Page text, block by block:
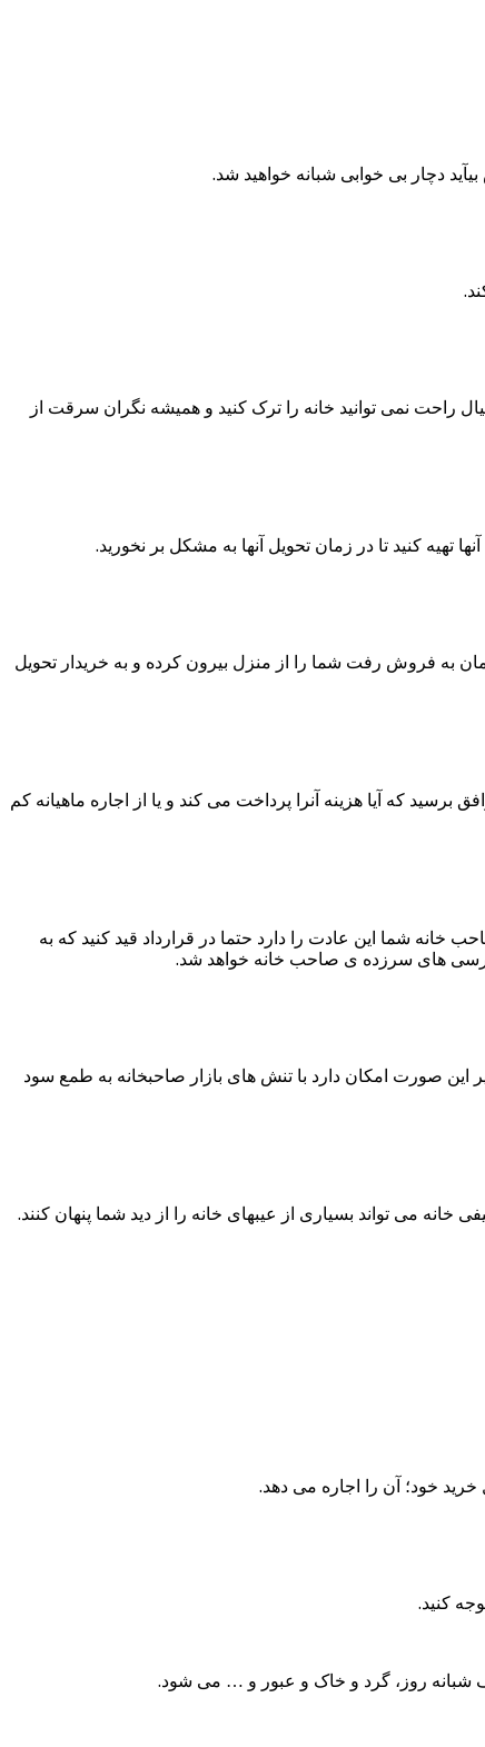
دچار بی خوابی شبانه خواهید شد.
راحت نمی توانید خانه را ترک کنید و همیشه نگران سرقت از
تهیه کنید تا در زمان تحویل آنها به مشکل بر نخورید.
به فروش رفت شما را از منزل بیرون کرده و به خریدار تحویل
که آیا هزینه آنرا پرداخت می کند و یا از اجاره ماهیانه کم
شما این عادت را دارد حتما در قرارداد قید کنید که به
های سرزده ی صاحب خانه خواهد شد.
این صورت امکان دارد با تنش های بازار صاحبخانه به طمع سود
می تواند بسیاری از عیبهای خانه را از دید شما پنهان کنند.
خرید خود؛ آن را اجاره می دهد.
کنید.
شبانه روز، گرد و خاک و عبور و … می شود.